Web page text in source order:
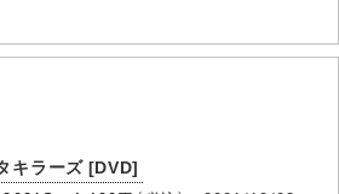
キラーズ [DVD]